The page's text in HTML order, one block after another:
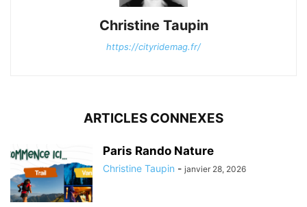
Christine Taupin
https://cityridemag.fr/
ARTICLES CONNEXES
Paris Rando Nature
Christine Taupin - janvier 28, 2026